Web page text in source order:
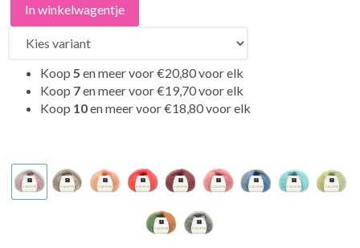
In winkelwagentje
Koop 5 en meer voor€20,80voor elk
Koop 7en meer voor€19,70voor elk
Koop 10en meer voor€18,80voor elk